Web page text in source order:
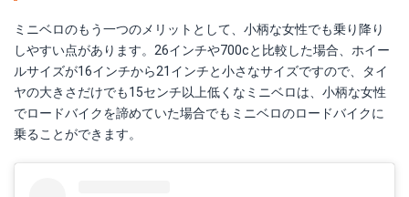
ミニベロのもう一つのメリットとして、小柄な女性でも乗り降り
しやすい点があります。26インチや700cと比較した場合、ホイー
ルサイズが16インチから21インチと小さなサイズですので、タイ
ヤの大きさだけでも15センチ以上低くなミニベロは、小柄な女性
でロードバイクを諦めていた場合でもミニベロのロードバイクに
乗ることができます。